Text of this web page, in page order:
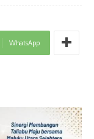
WhatsApp